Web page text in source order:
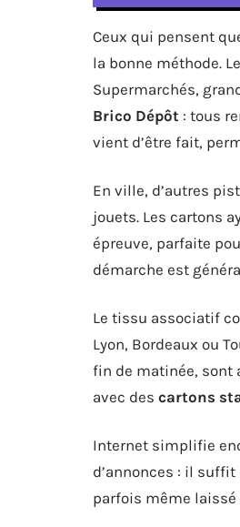
Ceux qui pensent
la bonne méthode.
Supermarchés,
Brico Dépôt : tous
vient d’être fait,
En ville, d’autres
jouets. Les cartons
épreuve, parfaite
démarche est
Le tissu associatif
Lyon, Bordeaux ou
fin de matinée, sont
avec des cartons
Internet simplifie
d’annonces : il
parfois même